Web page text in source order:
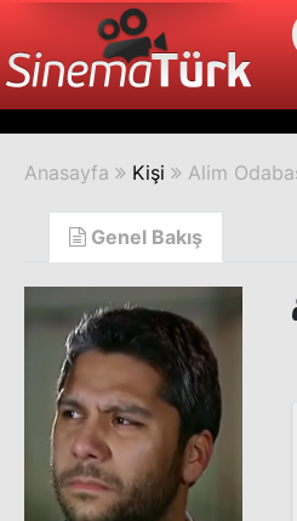
Anasayfa Kişi Alim
Genel Bakış